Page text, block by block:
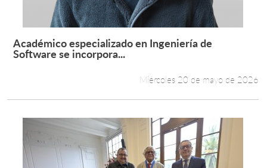
Leer más +
Académico especializado en Ingeniería de
Software se incorpora...
Miércoles 20 de mayo de 2026